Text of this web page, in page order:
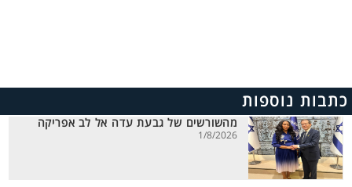
כתבות נוספות
מהשורשים של גבעת עדה אל לב אפריקה
1/8/2026